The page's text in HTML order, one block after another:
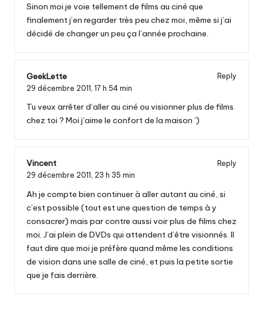
Sinon moi je voie tellement de films au ciné que
finalement j’en regarder très peu chez moi, même si j’ai
décidé de changer un peu ça l’année prochaine.
GeekLette
Reply
29 décembre 2011, 17 h 54 min
Tu veux arrêter d’aller au ciné ou visionner plus de films
chez toi ? Moi j’aime le confort de la maison ‘)
Vincent
Reply
29 décembre 2011, 23 h 35 min
Ah je compte bien continuer à aller autant au ciné, si
c’est possible (tout est une question de temps à y
consacrer) mais par contre aussi voir plus de films chez
moi. J’ai plein de DVDs qui attendent d’être visionnés. Il
faut dire que moi je préfère quand même les conditions
de vision dans une salle de ciné, et puis la petite sortie
que je fais derrière.